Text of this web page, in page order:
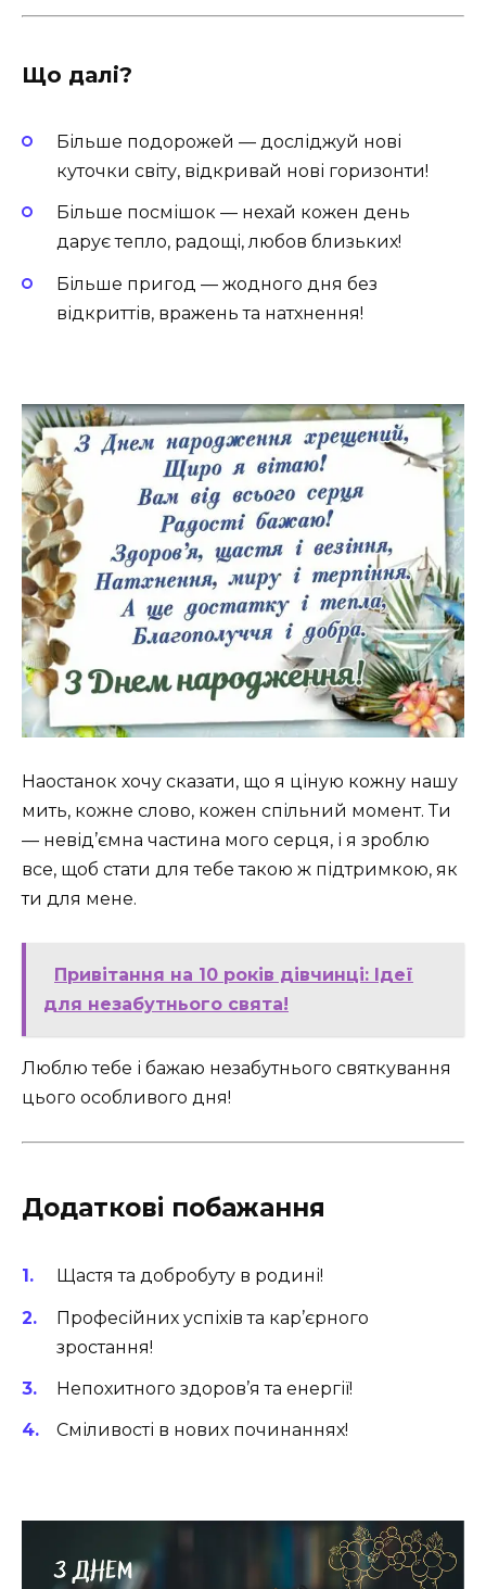
Що далі?
Більше подорожей — досліджуй нові
куточки світу, відкривай нові горизонти!
Більше посмішок — нехай кожен день
дарує тепло, радощі, любов близьких!
Більше пригод — жодного дня без
відкриттів, вражень та натхнення!
Наостанок хочу сказати, що я ціную кожну нашу
мить, кожне слово, кожен спільний момент. Ти
— невід’ємна частина мого серця, і я зроблю
все, щоб стати для тебе такою ж підтримкою, як
ти для мене.
Привітання на 10 років дівчинці: Ідеї
для незабутнього свята!
Люблю тебе і бажаю незабутнього святкування
цього особливого дня!
Додаткові побажання
Щастя та добробуту в родині!
Професійних успіхів та кар’єрного
зростання!
Непохитного здоров’я та енергії!
Сміливості в нових починаннях!